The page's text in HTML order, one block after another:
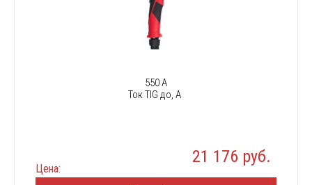
550 А
Ток TIG до, А
Цена:
21 176 руб.